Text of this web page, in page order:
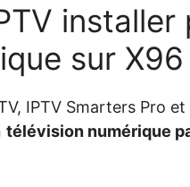
sur
IPTV Smarters Pro et
télévision numérique